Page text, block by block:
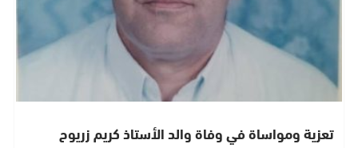
تعزية ومواساة في وفاة والد الأستاذ كريم زريوح